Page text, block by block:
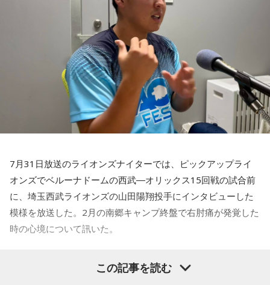
■出演：田村淳、砂山圭大郎（文化放送アナウンサー）
■提供：全日本葬祭業協同組合連合会（全葬連）
藤木：決勝トーナメントの相手がブラジルに決まった際、塩
貝選手の言葉が切り取られて話題になったというか、ブラジ
ルにちょっと火をつけてしまった部分もあるのかなと思った
福田：そうですね。塩貝選手に悪意はなかったと思います
し、素直に自分の気持ちを言っただけなのですが、それをブ
ラジルサイドがうまく切り取って、結果的に彼らのモチベー
ションを上げるような形になってしまったので、それはあま
何を言っているかというと、日本とブラジルの力関係は間違
いなくブラジルが上なんですよ。そこで日本サイドが考えな
きゃいけないことは、ブラジルに油断してもらう、隙を見せ
てもらうということも1つだと思っていて。
ジルは対戦相手が決まったときに「オランダじゃなくて良か
7月31日放送のライオンズナイターでは、ピックアップライ
オンズでベルーナドームの西武―オリックス15回戦の試合前
に、埼玉西武ライオンズの山田陽翔投手にインタビューした
模様を放送した。2月の南郷キャンプ終盤で右肘痛が発覚した
時の心境について訊いた。
――1軍デビューを果たしたプロ3年目の昨シーズンは素晴ら
しい成績だったかと思いますが、「求めすぎずに自分のやる
この記事を読む